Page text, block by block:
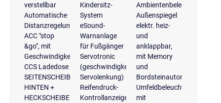
verstellbar
Automatische
Distanzregelung
ACC "stop
&go", mit
Geschwindigkeitsbegrenzer
CCS Ladedose
SEITENSCHEIBEN
HINTEN +
HECKSCHEIBE
Kindersitz-
System
eSound-
Warnanlage
für Fußgänger
Servotronic
(geschwindigkeitsabhängige
Servolenkung)
Reifendruck-
Kontrollanzeige
Ambientenbeleuchtung
Außenspiegel
elektr. heiz-
und
anklappbar,
mit Memory
und
Bordsteinautomatik
Umfeldbeleuchtung
mit